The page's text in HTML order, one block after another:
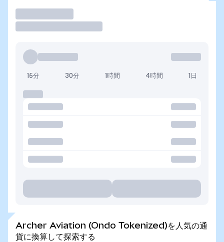
15分 30分 1時間 4時間 1日
Archer Aviation (Ondo Tokenized)を人気の通
貨に換算して探索する